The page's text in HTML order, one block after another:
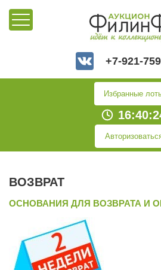
+7-921-
Избранные
ВОЗВРАТ
ОСНОВАНИЯ ДЛЯ ВОЗВРАТА И